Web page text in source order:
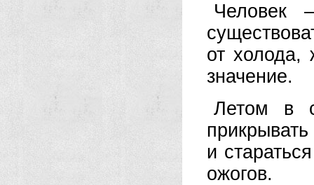
Человек
от холода,
значение.
Летом в
и
ожогов.